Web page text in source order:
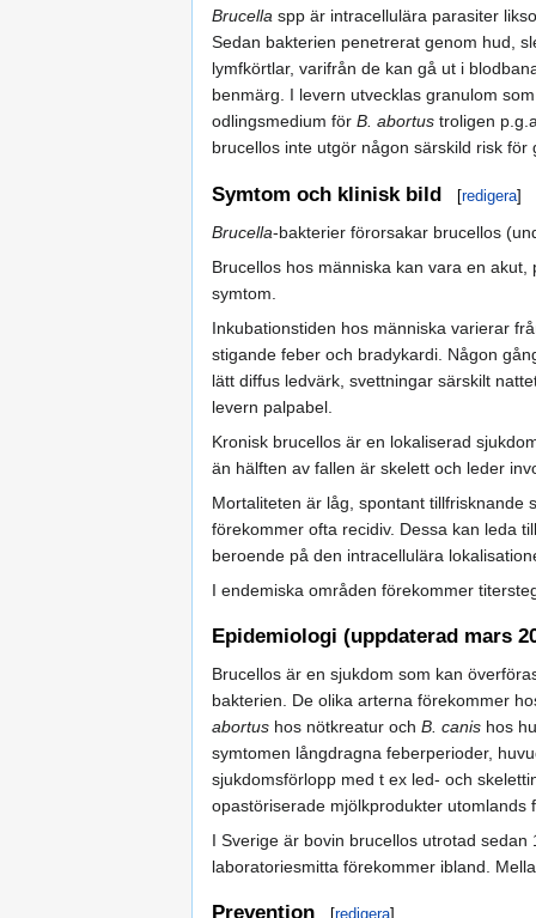
Brucella spp är intracellulära parasiter
Sedan bakterien penetrerat genom hud,
lymfkörtlar, varifrån de kan gå ut i
benmärg. I levern utvecklas granulom
odlingsmedium för B. abortus troligen
brucellos inte utgör någon särskild risk för
Symtom och klinisk bild [redigera]
Brucella-bakterier förorsakar brucellos
Brucellos hos människa kan vara en
symtom.
Inkubationstiden hos människa varierar
stigande feber och bradykardi. Någon
lätt diffus ledvärk, svettningar särskilt
levern palpabel.
Kronisk brucellos är en lokaliserad
än hälften av fallen är skelett och leder
Mortaliteten är låg, spontant tillfrisknande
förekommer ofta recidiv. Dessa kan leda
beroende på den intracellulära
I endemiska områden förekommer
Epidemiologi (uppdaterad mars
Brucellos är en sjukdom som kan
bakterien. De olika arterna förekommer
abortus hos nötkreatur och B. canis hos
symtomen långdragna feberperioder,
sjukdomsförlopp med t ex led- och
opastöriserade mjölkprodukter
I Sverige är bovin brucellos utrotad
laboratoriesmitta förekommer ibland.
Prevention [redigera]